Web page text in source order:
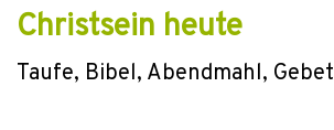
Christsein heute
Taufe, Bibel, Abendmahl, Gebet